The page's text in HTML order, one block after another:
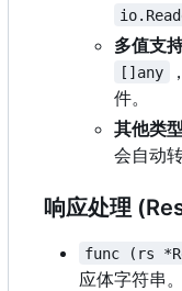
多值支
[]any
件。
其他类型
会自动
响应处理
func (rs
应体字符串。